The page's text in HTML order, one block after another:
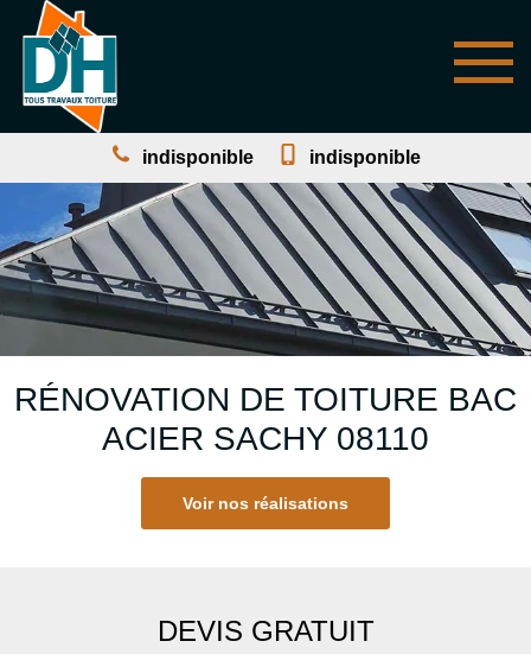
indisponible indisponible
RÉNOVATION DE TOITURE BAC
ACIER SACHY 08110
Voir nos réalisations
DEVIS GRATUIT